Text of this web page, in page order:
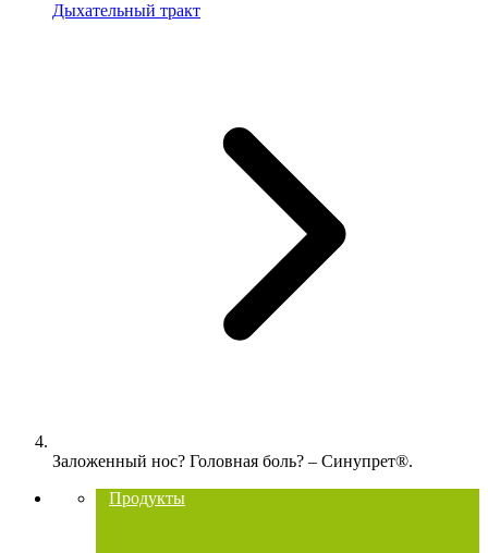
Дыхательный тракт
Заложенный нос? Головная боль? – Синупрет®.
Продукты